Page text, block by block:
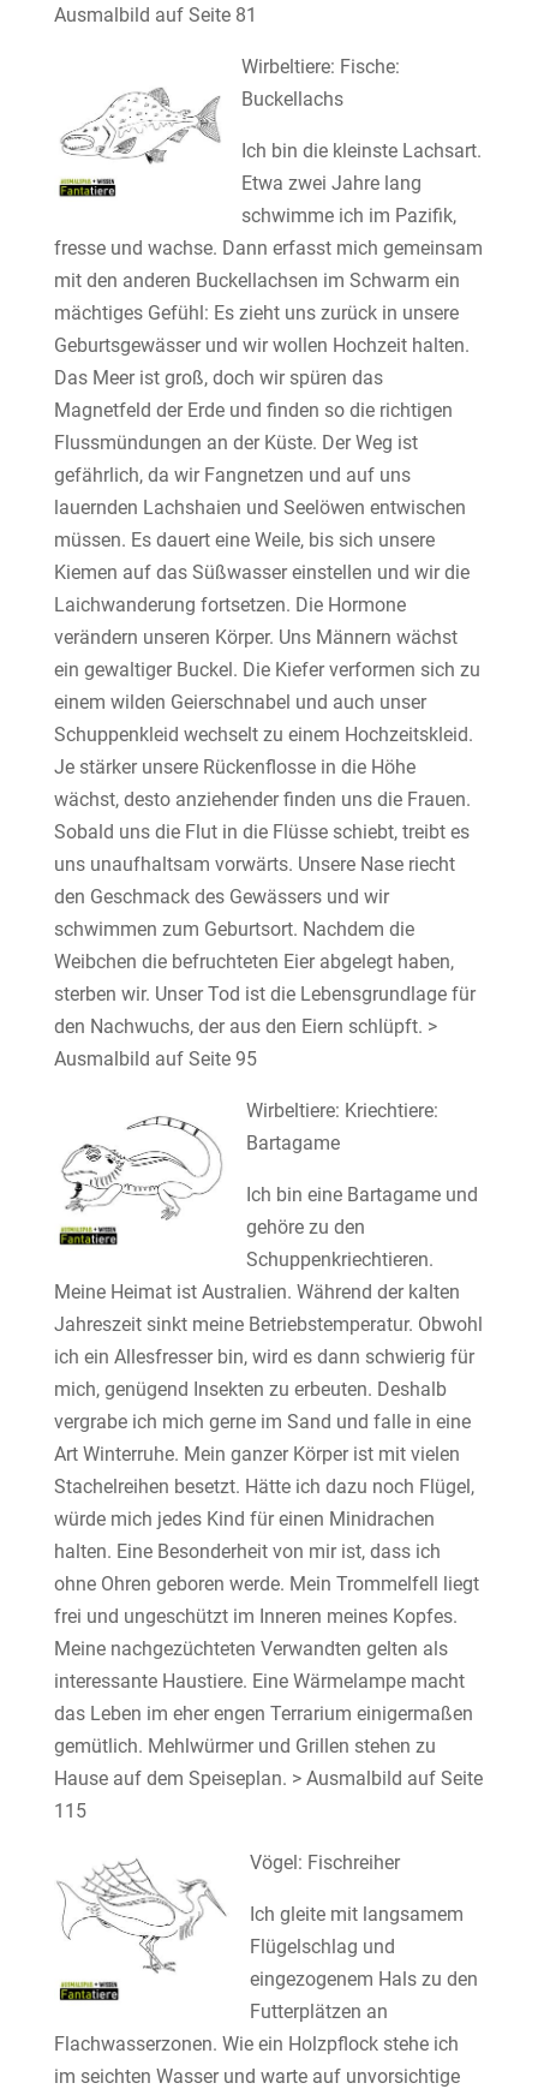
Ausmalbild auf Seite 81
Wirbeltiere: Fische:
Buckellachs
Ich bin die kleinste Lachsart.
Etwa zwei Jahre lang
schwimme ich im Pazifik,
fresse und wachse. Dann erfasst mich gemeinsam
mit den anderen Buckellachsen im Schwarm ein
mächtiges Gefühl: Es zieht uns zurück in unsere
Geburtsgewässer und wir wollen Hochzeit halten.
Das Meer ist groß, doch wir spüren das
Magnetfeld der Erde und finden so die richtigen
Flussmündungen an der Küste. Der Weg ist
gefährlich, da wir Fangnetzen und auf uns
lauernden Lachshaien und Seelöwen entwischen
müssen. Es dauert eine Weile, bis sich unsere
Kiemen auf das Süßwasser einstellen und wir die
Laichwanderung fortsetzen. Die Hormone
verändern unseren Körper. Uns Männern wächst
ein gewaltiger Buckel. Die Kiefer verformen sich zu
einem wilden Geierschnabel und auch unser
Schuppenkleid wechselt zu einem Hochzeitskleid.
Je stärker unsere Rückenflosse in die Höhe
wächst, desto anziehender finden uns die Frauen.
Sobald uns die Flut in die Flüsse schiebt, treibt es
uns unaufhaltsam vorwärts. Unsere Nase riecht
den Geschmack des Gewässers und wir
schwimmen zum Geburtsort. Nachdem die
Weibchen die befruchteten Eier abgelegt haben,
sterben wir. Unser Tod ist die Lebensgrundlage für
den Nachwuchs, der aus den Eiern schlüpft. >
Ausmalbild auf Seite 95
Wirbeltiere: Kriechtiere:
Bartagame
Ich bin eine Bartagame und
gehöre zu den
Schuppenkriechtieren.
Meine Heimat ist Australien. Während der kalten
Jahreszeit sinkt meine Betriebstemperatur. Obwohl
ich ein Allesfresser bin, wird es dann schwierig für
mich, genügend Insekten zu erbeuten. Deshalb
vergrabe ich mich gerne im Sand und falle in eine
Art Winterruhe. Mein ganzer Körper ist mit vielen
Stachelreihen besetzt. Hätte ich dazu noch Flügel,
würde mich jedes Kind für einen Minidrachen
halten. Eine Besonderheit von mir ist, dass ich
ohne Ohren geboren werde. Mein Trommelfell liegt
frei und ungeschützt im Inneren meines Kopfes.
Meine nachgezüchteten Verwandten gelten als
interessante Haustiere. Eine Wärmelampe macht
das Leben im eher engen Terrarium einigermaßen
gemütlich. Mehlwürmer und Grillen stehen zu
Hause auf dem Speiseplan. > Ausmalbild auf Seite
115
Vögel: Fischreiher
Ich gleite mit langsamem
Flügelschlag und
eingezogenem Hals zu den
Futterplätzen an
Flachwasserzonen. Wie ein Holzpflock stehe ich
im seichten Wasser und warte auf unvorsichtige